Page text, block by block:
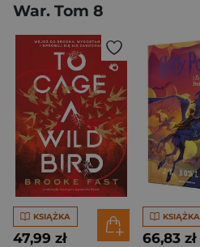
War. Tom 8
KSIĄŻKA
47,99 zł
KSIĄŻKA
66,83 zł